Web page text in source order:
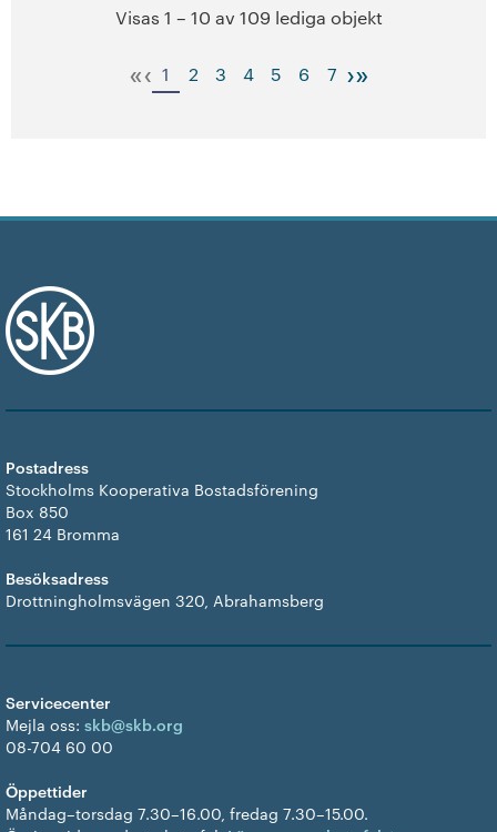
Visas 1 – 10 av 109 lediga objekt
«‹ 1 2 3 4 5 6 7 ›»
Postadress
Stockholms Kooperativa Bostadsförening
Box 850
161 24 Bromma
Besöksadress
Drottningholmsvägen 320, Abrahamsberg
Servicecenter
Mejla oss: skb@skb.org
08-704 60 00
Öppettider
Måndag–torsdag 7.30–16.00, fredag 7.30–15.00.